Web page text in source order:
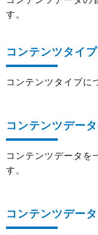
す。
コンテンツタイ
コンテンツタイプに
コンテンツデー
コンテンツデータを
す。
コンテンツデー